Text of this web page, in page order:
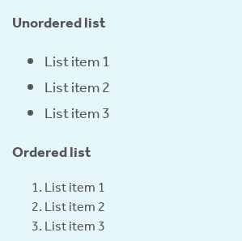
Unordered list
List item 1
List item 2
List item 3
Ordered list
List item 1
List item 2
List item 3